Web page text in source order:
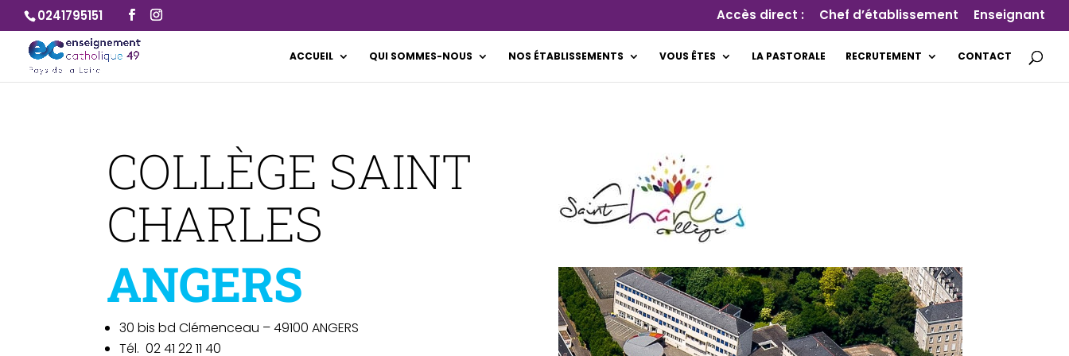
0241795151 Accès direct : Chef d’établissement Enseignant
ACCUEIL QUI SOMMES-NOUS NOS ÉTABLISSEMENTS VOUS ÊTES LA PASTORALE RECRUTEMENT CONTACT
COLLÈGE SAINT
CHARLES
ANGERS
30 bis bd Clémenceau – 49100 ANGERS
Tél. 02 41 22 11 40